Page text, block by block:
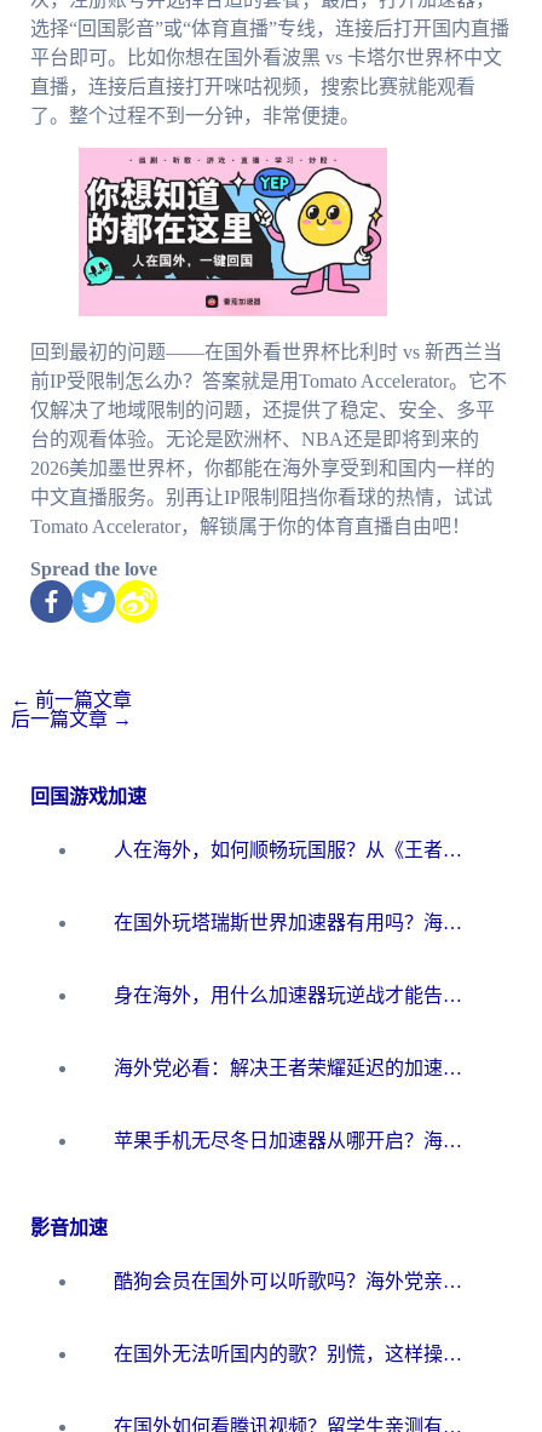
选择“回国影音”或“体育直播”专线，连接后打开国内直播
平台即可。比如你想在国外看波黑 vs 卡塔尔世界杯中文
直播，连接后直接打开咪咕视频，搜索比赛就能观看
了。整个过程不到一分钟，非常便捷。
回到最初的问题——在国外看世界杯比利时 vs 新西兰当
前IP受限制怎么办？答案就是用Tomato Accelerator。它不
仅解决了地域限制的问题，还提供了稳定、安全、多平
台的观看体验。无论是欧洲杯、NBA还是即将到来的
2026美加墨世界杯，你都能在海外享受到和国内一样的
中文直播服务。别再让IP限制阻挡你看球的热情，试试
Tomato Accelerator，解锁属于你的体育直播自由吧！
Spread the love
← 前一篇文章
后一篇文章 →
回国游戏加速
人在海外，如何顺畅玩国服？从《王者荣耀》到《云图计划》的加速器终极指南
在国外玩塔瑞斯世界加速器有用吗？海外玩家亲测后的真实答案
身在海外，用什么加速器玩逆战才能告别延迟？
海外党必看：解决王者荣耀延迟的加速器终极指南——从EVE到猫和老鼠，一个工具全搞定
苹果手机无尽冬日加速器从哪开启？海外玩家的冬日生存指南
影音加速
酷狗会员在国外可以听歌吗？海外党亲测有效：3步解决音乐权限难题
在国外无法听国内的歌？别慌，这样操作就能畅听QQ音乐（附亲测加速器推荐）
在国外如何看腾讯视频？留学生亲测有效的回国加速方案